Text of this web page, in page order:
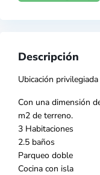
Descripción
Ubicación
Con una dimensión
m2 de terreno.
3 Habitaciones
2.5 baños
Parqueo doble
Cocina con isla